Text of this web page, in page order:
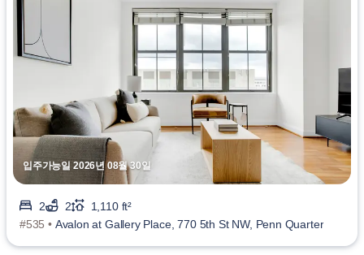
입주가능일 2026년 08월 30일
2 2
1,110 ft²
#535 • Avalon at Gallery Place, 770 5th St NW, Penn Quarter